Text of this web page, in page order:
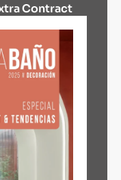
Contract